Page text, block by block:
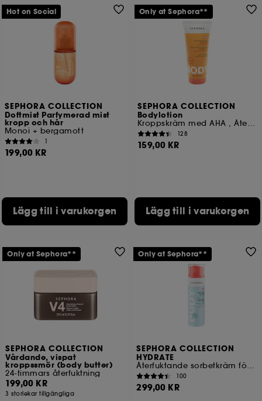
SEPHORA COLLECTION
Doftmist Parfymerad mist
kropp och hår
Monoi + bergamott
1
199,00 KR
Lägg till i varukorgen
Hot on Social
SEPHORA COLLECTION
Bodylotion
Kroppskräm med AHA , Återfuktning 12 tim.
128
159,00 KR
Lägg till i varukorgen
Only at Sephora**
SEPHORA COLLECTION
Vårdande, vispat
kroppssmör (body butter)
24-timmars återfuktning
199,00 KR
3 storlekar tillgängliga
Only at Sephora**
SEPHORA COLLECTION
HYDRATE
Återfuktande sorbetkräm för kroppen (hyaluronsyra + polyglutaminsyra)
100
299,00 KR
Only at Sephora**